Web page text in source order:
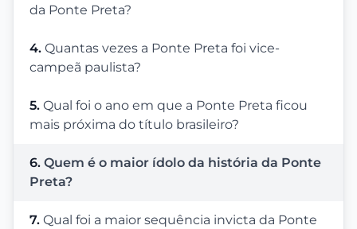
da Ponte Preta?
4. Quantas vezes a Ponte Preta foi vice-
campeã paulista?
5. Qual foi o ano em que a Ponte Preta ficou
mais próxima do título brasileiro?
6. Quem é o maior ídolo da história da Ponte
Preta?
7. Qual foi a maior sequência invicta da Ponte